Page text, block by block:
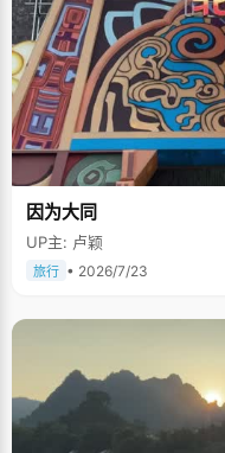
因为大同
UP主: 卢颖
旅行 • 2026/7/23